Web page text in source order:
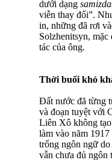
dưới dạng
viễn thay đổi”.
in, những đã rơi
Solzhenitsyn,
tác của ông.
Thời buổi khó
Đất nước đã từng
và đoạn tuyệt với
Liên Xô không
làm vào năm
trống ngôn ngữ
vẫn chưa đủ ngôn